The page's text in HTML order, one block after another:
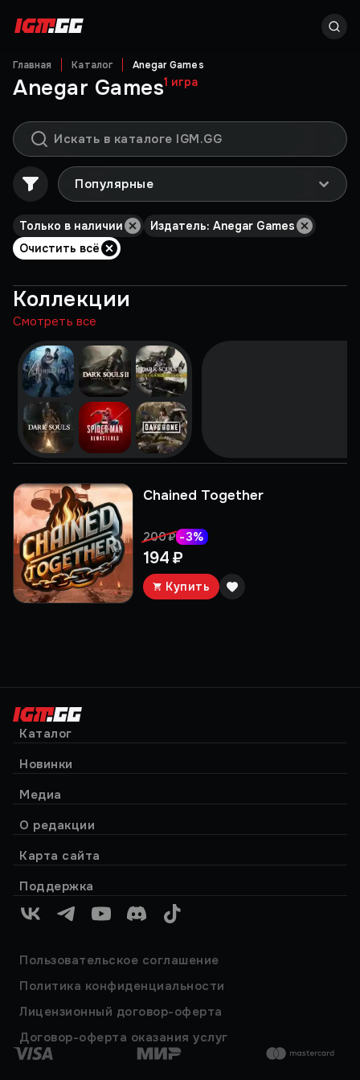
Главная Каталог Anegar Games
Anegar Games1 игра
Популярные
Только в наличии
Издатель: Anegar Games
Очистить всё
Коллекции
Смотреть все
Chained Together
194 ₽
200 ₽ -3%
Купить
Каталог
Новинки
Медиа
О редакции
Карта сайта
Поддержка
VK TelegramYouTubeDiscordTikTok
Пользовательское соглашение
Политика конфиденциальности
Лицензионный договор-оферта
Договор-оферта оказания услуг